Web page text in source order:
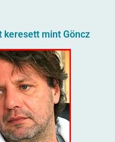
keresett mint Göncz